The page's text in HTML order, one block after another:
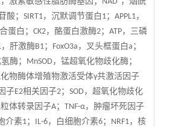
；SIRT1，沉默调节蛋白1；APPL1，
蛋白；CK2，酪蛋白激酶2；ATP，三磷
肝激酶B1；FoxO3a，叉头框蛋白a；
酶；MnSOD，锰超氧化物歧化酶；
化物酶体增殖物激活受体γ共激活因子
子E2相关因子2；SOD，超氧化物歧化
体转录因子A；TNF-α，肿瘤坏死因子
介素1；IL-6，白细胞介素6；NRF1，核